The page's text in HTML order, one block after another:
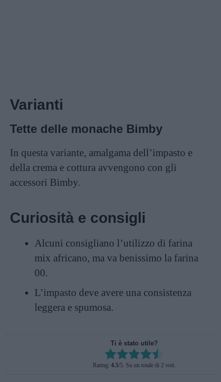
Varianti
Tette delle monache Bimby
In questa variante, amalgama dell’impasto e
della crema e cottura avvengono con gli
accessori Bimby.
Curiosità e consigli
Alcuni consigliano l’utilizzo di farina
mix africano, ma va benissimo la farina
00.
L’impasto deve avere una consistenza
leggera e spumosa.
Ti è stato utile?
Rate this item:
Rating: 4.5/5. Su un totale di 2 voti.